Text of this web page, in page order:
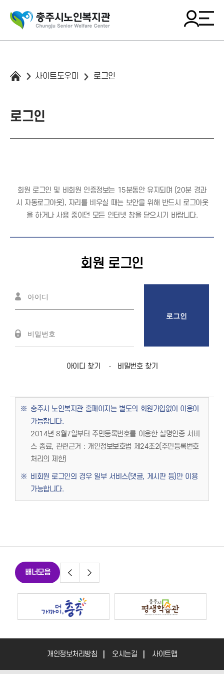
사이트도우미 로그인
로그인
회원 로그인 및 비회원 인증정보는 15분동안 유지되며 (20분 경과
시 자동로그아웃), 자리를 비우실 때는 보안을 위해 반드시 로그아웃
을 하거나 사용 중이던 모든 인터넷 창을 닫으시기 바랍니다.
회원 로그인
로그인
아이디 찾기 비밀번호 찾기
충주시 노인복지관 홈페이지는 별도의 회원가입없이 이용이
가능합니다.
2014년 8월7일부터 주민등록번호를 이용한 실명인증 서비
스 종료, 관련근거 : 개인정보보호법 제24조2(주민등록번호
처리의 제한)
비회원 로그인의 경우 일부 서비스(댓글, 게시판 등)만 이용
가능합니다.
배너모음
개인정보처리방침 오시는길 사이트맵